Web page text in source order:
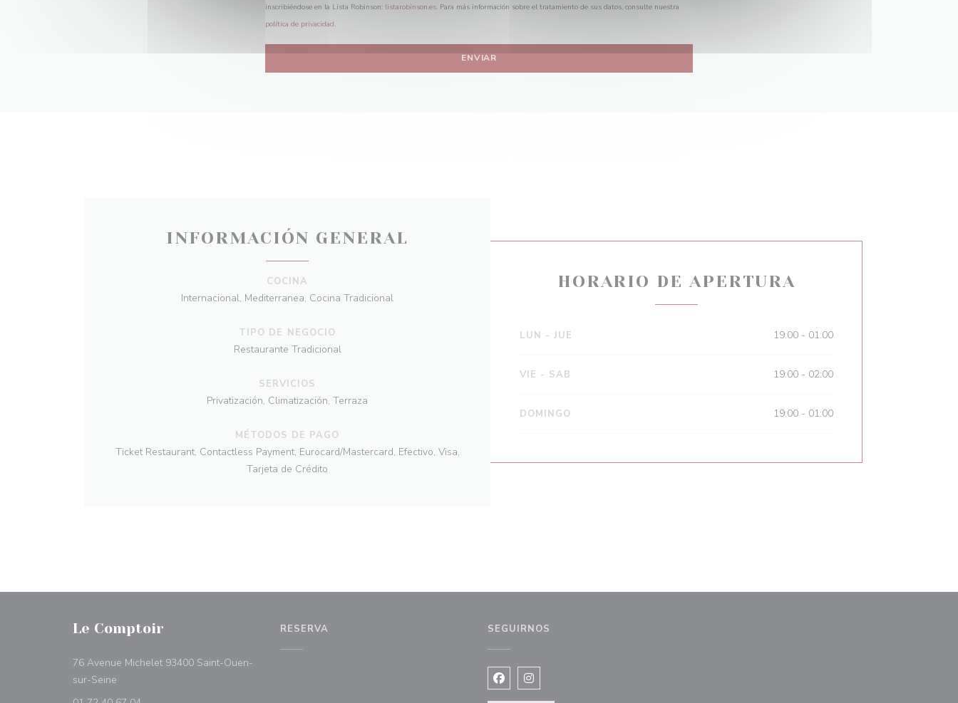
inscribiéndose en la Lista Robinson: listarobinson.es. Para más información sobre el tratamiento de sus datos, consulte nuestra
política de privacidad.
INFORMACIÓN GENERAL
COCINA
Internacional, Mediterranea, Cocina Tradicional
TIPO DE NEGOCIO
Restaurante Tradicional
SERVICIOS
Privatización, Climatización, Terraza
MÉTODOS DE PAGO
Ticket Restaurant, Contactless Payment, Eurocard/Mastercard, Efectivo, Visa,
Tarjeta de Crédito
HORARIO DE APERTURA
LUN -JUE 19:00 - 01:00
VIE - SAB 19:00 - 02:00
DOMINGO 19:00 - 01:00
Le Comptoir
76 Avenue Michelet 93400 Saint-Ouen-
sur-Seine
RESERVA SEGUIRNOS
Facebook ((abre en una nueva ventana))
Instagram ((abre en una nueva ventana))